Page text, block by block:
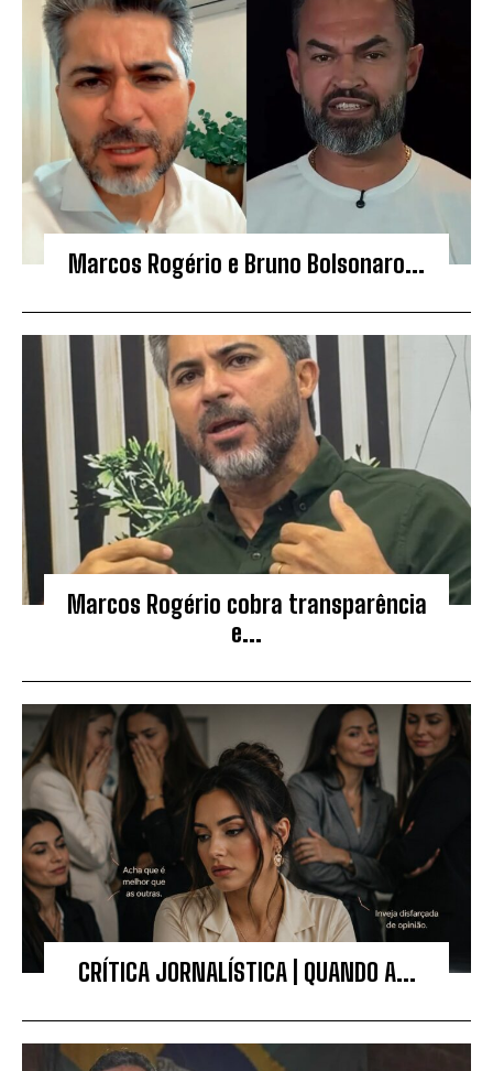
Marcos Rogério e Bruno Bolsonaro...
Marcos Rogério cobra transparência
e...
CRÍTICA JORNALÍSTICA | QUANDO A...